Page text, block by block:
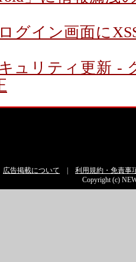
ログイン画面に
キュリティ更新 -
広告掲載について | 利用規約・免責事
Copyright (c)